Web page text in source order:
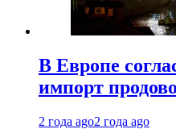
В Европе
импорт
2 года ago2 года ago